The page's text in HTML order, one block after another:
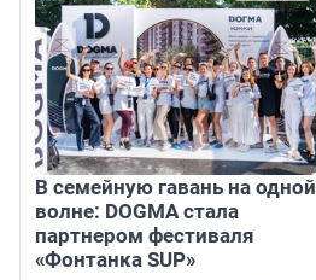
В семейную гавань на одной
волне: DOGMA стала
партнером фестиваля
«Фонтанка SUP»